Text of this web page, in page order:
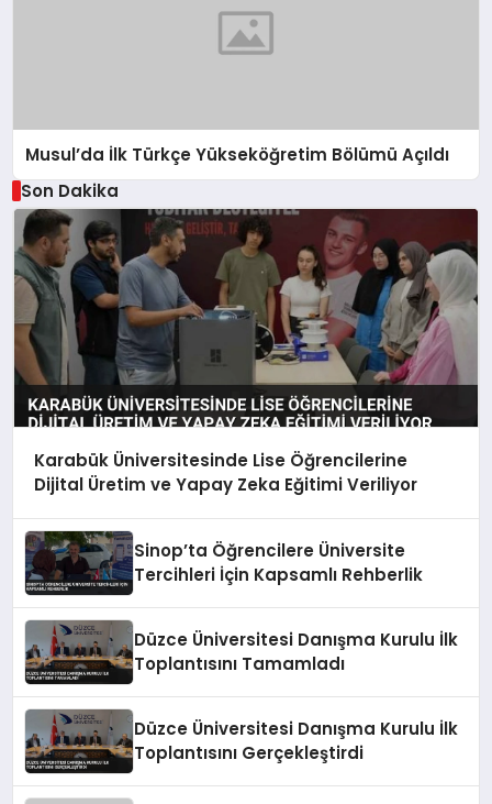
Musul’da İlk Türkçe Yükseköğretim Bölümü Açıldı
Son Dakika
Karabük Üniversitesinde Lise Öğrencilerine
Dijital Üretim ve Yapay Zeka Eğitimi Veriliyor
Sinop’ta Öğrencilere Üniversite
Tercihleri İçin Kapsamlı Rehberlik
Düzce Üniversitesi Danışma Kurulu İlk
Toplantısını Tamamladı
Düzce Üniversitesi Danışma Kurulu İlk
Toplantısını Gerçekleştirdi